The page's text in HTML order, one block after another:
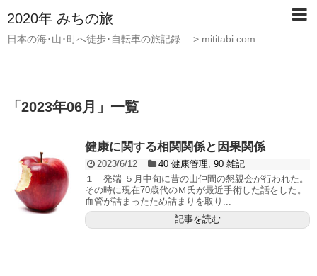
2020年 みちの旅
日本の海･山･町へ徒歩･自転車の旅記録 > mititabi.com
「 2023年06月 」 一覧
健康に関する相関関係と因果関係
2023/6/12 40 健康管理 90 雑記
１ 発端 ５月中旬に昔の山仲間の懇親会が行われた。
その時に現在70歳代のＭ氏が最近手術した話をした。
血管が詰まったため詰まりを取り...
記事を読む